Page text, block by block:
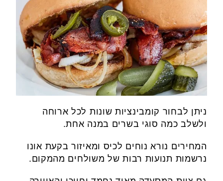
ניתן לבחור קומבינציות שונות לכל ארוחה
ולשלב כמה סוגי בשרים במנה אחת.
המחירים נורא נוחים לכיס ומאיזור בקעת אונו
נרשמות תנועות רבות של משולחים מהמקום.